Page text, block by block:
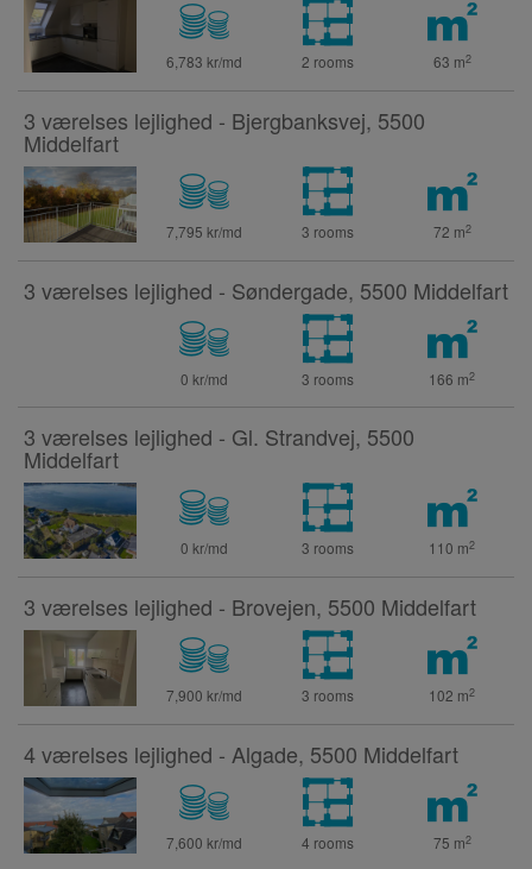
6,783 kr/md 2 rooms 63 m2
3 værelses lejlighed - Bjergbanksvej, 5500
Middelfart
7,795 kr/md 3 rooms 72 m2
3 værelses lejlighed - Søndergade, 5500 Middelfart
0 kr/md 3 rooms 166 m2
3 værelses lejlighed - Gl. Strandvej, 5500
Middelfart
0 kr/md 3 rooms 110 m2
3 værelses lejlighed - Brovejen, 5500 Middelfart
7,900 kr/md 3 rooms 102 m2
4 værelses lejlighed - Algade, 5500 Middelfart
7,600 kr/md 4 rooms 75 m2